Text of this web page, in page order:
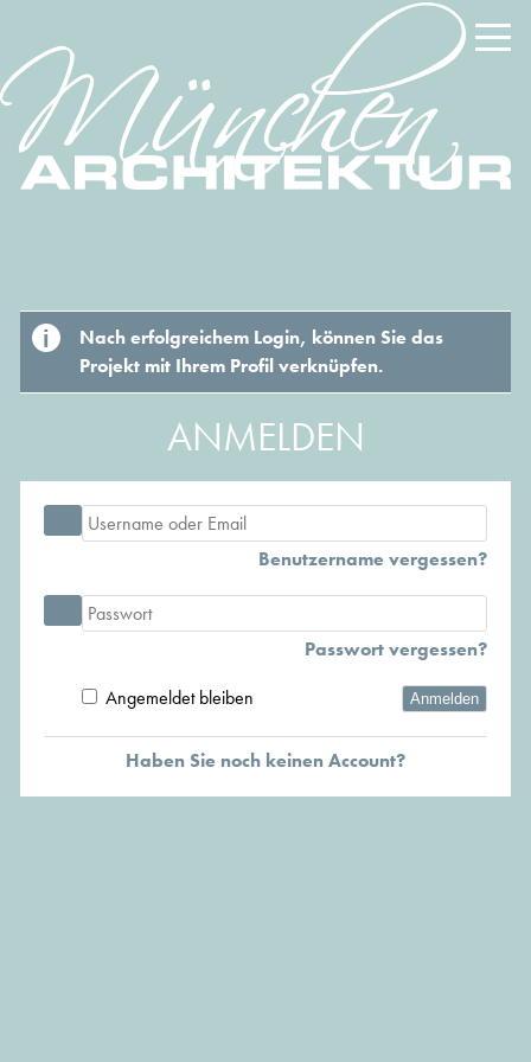
Nach erfolgreichem Login, können Sie das
Projekt mit Ihrem Profil verknüpfen.
ANMELDEN
Benutzername vergessen?
Passwort vergessen?
Angemeldet bleiben
Anmelden
Haben Sie noch keinen Account?